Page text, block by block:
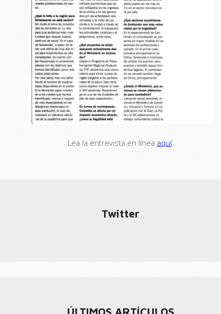
Lea la entrevista en línea aquí.
Twitter